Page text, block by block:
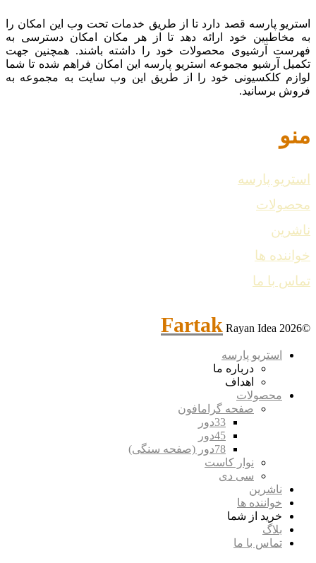
استریو پارسه قصد دارد تا از طریق خدمات تحت وب این امکان را
به مخاطبین خود ارائه دهد تا از هر مکان امکان دسترسی به
فهرست آرشیوی محصولات خود را داشته باشند. همچنین جهت
تکمیل آرشیو مجموعه استریو پارسه این امکان فراهم شده تا شما
لوازم کلکسیونی خود را از طریق این وب سایت به مجموعه به
فروش برسانید.
منو
استریو پارسه
محصولات
ناشرین
خواننده ها
تماس با ما
©2026
FartakRayan Idea
استریو پارسه
درباره ما
اهداف
محصولات
صفحه گرامافون
33دور
45دور
78دور (صفحه سنگی)
نوار کاست
سی دی
ناشرین
خواننده ها
خرید از شما
بلاگ
تماس با ما